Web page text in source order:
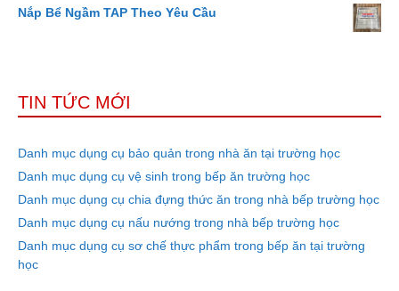
Nắp Bể Ngầm TAP Theo Yêu Cầu
TIN TỨC MỚI
Danh mục dụng cụ bảo quản trong nhà ăn tại trường học
Danh mục dụng cụ vệ sinh trong bếp ăn trường học
Danh mục dụng cụ chia đựng thức ăn trong nhà bếp trường học
Danh mục dụng cụ nấu nướng trong nhà bếp trường học
Danh mục dụng cụ sơ chế thực phẩm trong bếp ăn tại trường
học